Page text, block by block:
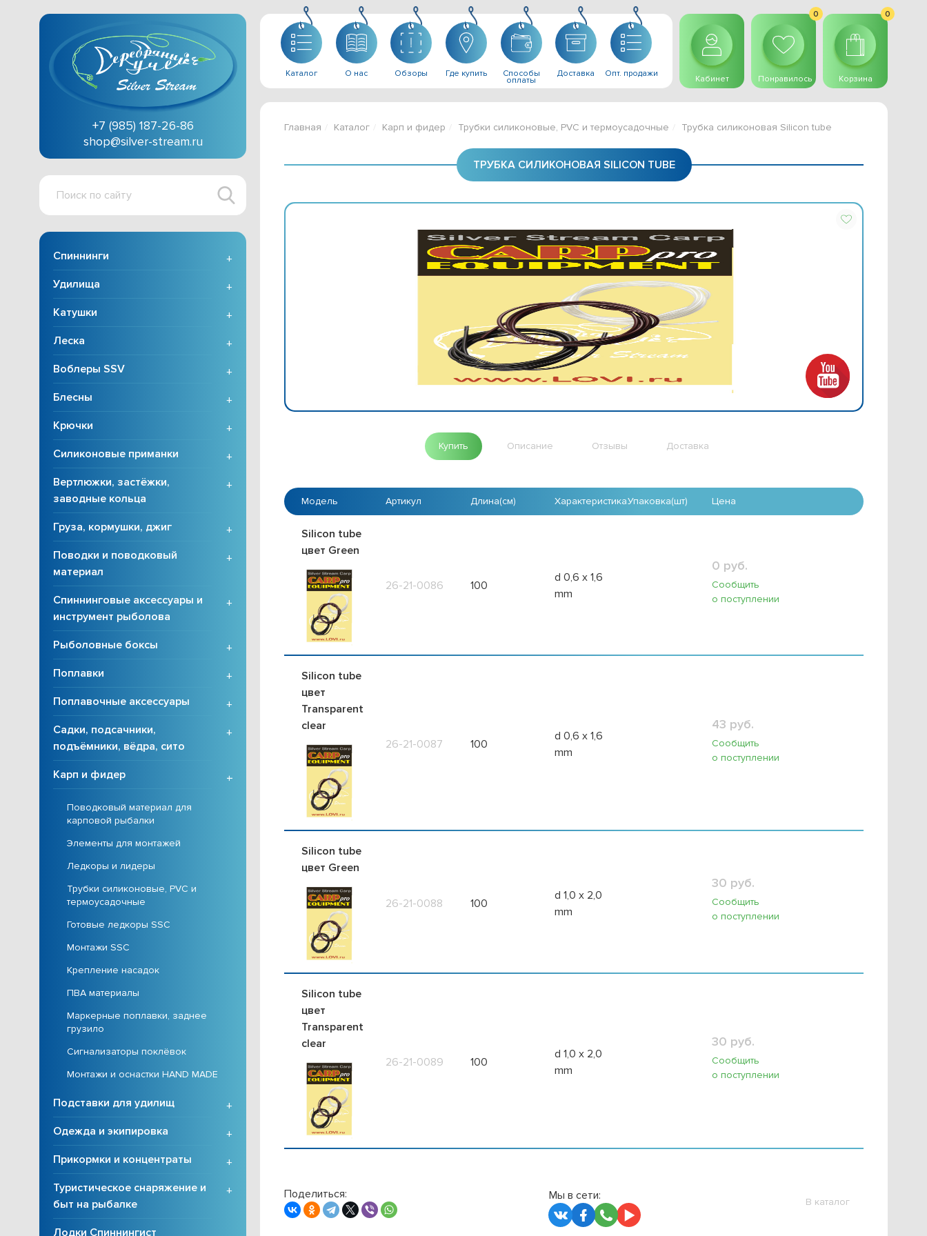
+7 (985) 187-26-86
shop@silver-stream.ru
Поиск
сайту
Спиннинги
+
Удилища
+
Катушки
+
Леска
+
Воблеры SSV
+
Блесны
+
Крючки
+
Силиконовые приманки
+
Вертлюжки, застёжки,
заводные кольца
+
Груза, кормушки, джиг
+
Поводки и поводковый
материал
+
Спиннинговые аксессуары и
инструмент рыболова
+
Рыболовные боксы
+
Поплавки
+
Поплавочные аксессуары
+
Садки, подсачники,
подъёмники, вёдра, сито
+
Карп и фидер +
Поводковый материал для
карповой рыбалки
Элементы для монтажей
Ледкоры и лидеры
Трубки силиконовые, PVC и
термоусадочные
Готовые ледкоры SSC
Монтажи SSC
Крепление насадок
ПВА материалы
Маркерные поплавки, заднее
грузило
Сигнализаторы поклёвок
Монтажи и оснастки HAND MADE
Подставки для удилищ
+
Одежда и экипировка
+
Прикормки и концентраты
+
Туристическое снаряжение и
быт на рыбалке
+
Лодки Спиннингист
Каталог О нас Обзоры Где купить Способы
оплаты
Доставка Опт. продажи
Кабинет Понравилось
0
Корзина
0
Главная Каталог Карп и фидер Трубки силиконовые, PVC и термоусадочные Трубка силиконовая Silicon tube
ТРУБКА СИЛИКОНОВАЯ SILICON TUBE
Купить Описание Отзывы Доставка
Модель Артикул Длина(см) ХарактеристикаУпаковка(шт) Цена
Silicon tube
цвет Green
26-21-0086 100
d 0,6 x 1,6
mm
0 руб.
Сообщить
о поступлении
Silicon tube
цвет
Transparent
clear
26-21-0087
100
d 0,6 x 1,6
mm
43 руб.
Сообщить
о поступлении
Silicon tube
цвет Green
26-21-0088 100
d 1,0 x 2,0
mm
30 руб.
Сообщить
о поступлении
Silicon tube
цвет
Transparent
clear
26-21-0089
100
d 1,0 x 2,0
mm
30 руб.
Сообщить
о поступлении
Поделиться: Мы в сети: В каталог